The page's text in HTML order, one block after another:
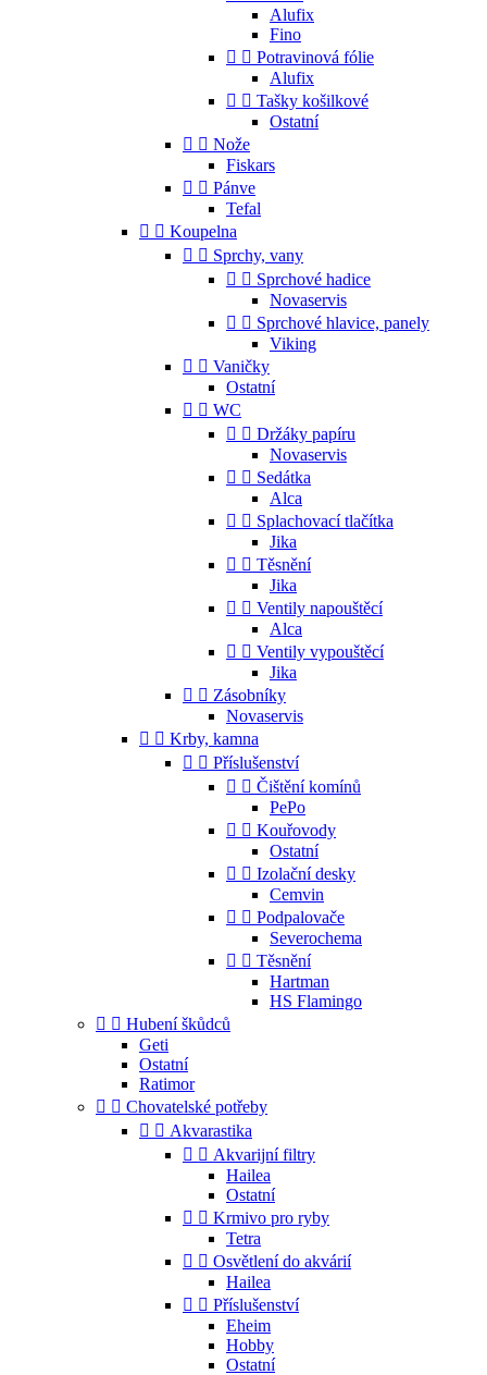
Alufix
Fino
  Potravinová fólie
Alufix
  Tašky košilkové
Ostatní
  Nože
Fiskars
  Pánve
Tefal
  Koupelna
  Sprchy, vany
  Sprchové hadice
Novaservis
  Sprchové hlavice, panely
Viking
  Vaničky
Ostatní
  WC
  Držáky papíru
Novaservis
  Sedátka
Alca
  Splachovací tlačítka
Jika
  Těsnění
Jika
  Ventily napouštěcí
Alca
  Ventily vypouštěcí
Jika
  Zásobníky
Novaservis
  Krby, kamna
  Příslušenství
  Čištění komínů
PePo
  Kouřovody
Ostatní
  Izolační desky
Cemvin
  Podpalovače
Severochema
  Těsnění
Hartman
HS Flamingo
  Hubení škůdců
Geti
Ostatní
Ratimor
  Chovatelské potřeby
  Akvarastika
  Akvarijní filtry
Hailea
Ostatní
  Krmivo pro ryby
Tetra
  Osvětlení do akvárií
Hailea
  Příslušenství
Eheim
Hobby
Ostatní